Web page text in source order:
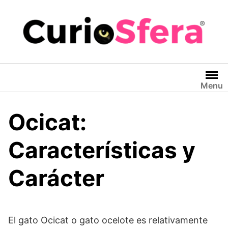
contenido
Menu
Ocicat:
Características y
Carácter
El gato Ocicat o gato ocelote es relativamente